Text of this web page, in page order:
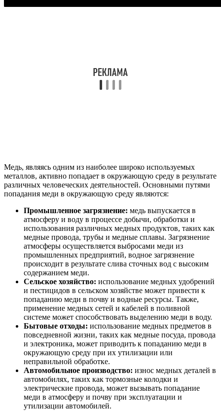
Медь, являясь одним из наиболее широко используемых
металлов, активно попадает в окружающую среду в результате
различных человеческих деятельностей. Основными путями
попадания меди в окружающую среду являются:
Промышленное загрязнение: медь выпускается в
атмосферу и воду в процессе добычи, обработки и
использования различных медных продуктов, таких как
медные провода, трубы и медные сплавы. Загрязнение
атмосферы осуществляется выбросами меди из
промышленных предприятий, водное загрязнение
происходит в результате слива сточных вод с высоким
содержанием меди.
Сельское хозяйство: использование медных удобрений
и пестицидов в сельском хозяйстве может привести к
попаданию меди в почву и водные ресурсы. Также,
применение медных сетей и кабелей в поливной
системе может способствовать выделению меди в воду.
Бытовые отходы: использование медных предметов в
повседневной жизни, таких как медные посуда, провода
и электроника, может приводить к попаданию меди в
окружающую среду при их утилизации или
неправильной обработке.
Автомобильное производство: износ медных деталей в
автомобилях, таких как тормозные колодки и
электрические провода, может вызывать попадание
меди в атмосферу и почву при эксплуатации и
утилизации автомобилей.